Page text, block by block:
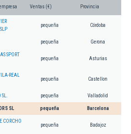
Ventas (€) Provincia
pequeña Córdoba
pequeña Gerona
SPORT
pequeña Asturias
REAL
pequeña Castellon
pequeña Valladolid
SL pequeña Barcelona
CORCHO
pequeña Badajoz